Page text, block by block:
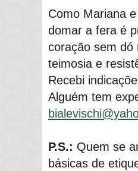
Como Mariana
domar a fera é
coração sem dó
teimosia e
Recebi
Alguém tem
P.S.: Quem se
básicas de